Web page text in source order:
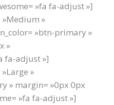
»fa fa-adjust »]
»
»btn-primary »
»
fa-adjust »]
»
» margin= »0px 0px
»fa fa-adjust »]